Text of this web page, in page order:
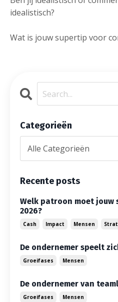
idealistisch?
Wat is jouw supertip voor
Categorieën
Recente posts
Welk patroon moet jouw
2026?
Cash Impact Mensen
De ondernemer speelt
Groeifases Mensen
De ondernemer van
Groeifases Mensen